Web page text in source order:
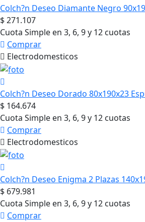
Colch?n Deseo Diamante Negro
$ 271.107
Cuota Simple en 3, 6, 9 y 12 cuotas
Comprar
Electrodomesticos
Colch?n Deseo Dorado 80x190x23
$ 164.674
Cuota Simple en 3, 6, 9 y 12 cuotas
Comprar
Electrodomesticos
Colch?n Deseo Enigma 2 Plazas
$ 679.981
Cuota Simple en 3, 6, 9 y 12 cuotas
Comprar